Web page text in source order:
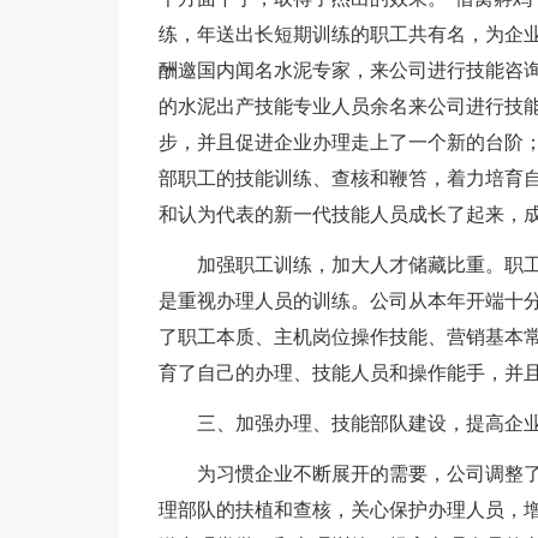
练，年送出长短期训练的职工共有名，为企
酬邀国内闻名水泥专家，来公司进行技能咨
的水泥出产技能专业人员余名来公司进行技
步，并且促进企业办理走上了一个新的台阶
部职工的技能训练、查核和鞭笞，着力培育
和认为代表的新一代技能人员成长了起来，
加强职工训练，加大人才储藏比重。职
是重视办理人员的训练。公司从本年开端十
了职工本质、主机岗位操作技能、营销基本
育了自己的办理、技能人员和操作能手，并
三、加强办理、技能部队建设，提高企
为习惯企业不断展开的需要，公司调整
理部队的扶植和查核，关心保护办理人员，